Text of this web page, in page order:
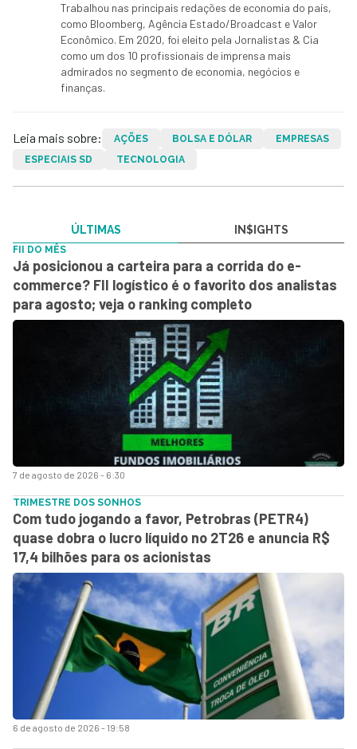
Trabalhou nas principais redações de economia do país,
como Bloomberg, Agência Estado/Broadcast e Valor
Econômico. Em 2020, foi eleito pela Jornalistas & Cia
como um dos 10 profissionais de imprensa mais
admirados no segmento de economia, negócios e
finanças.
Leia mais sobre: AÇÕES BOLSA E DÓLAR
EMPRESAS
ESPECIAIS SD
TECNOLOGIA
ÚLTIMAS IN$IGHTS
7 de agosto de 2026 - 6:30
FII DO MÊS
Já posicionou a carteira para a corrida do e-
commerce? FII logístico é o favorito dos analistas
para agosto; veja o ranking completo
6 de agosto de 2026 - 19:58
TRIMESTRE DOS SONHOS
Com tudo jogando a favor, Petrobras (PETR4)
quase dobra o lucro líquido no 2T26 e anuncia R$
17,4 bilhões para os acionistas